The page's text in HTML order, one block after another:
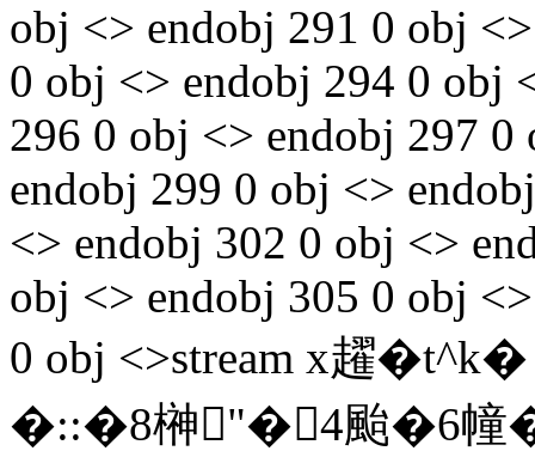
obj <> endobj 291 0 obj
0 obj <> endobj 294 0 obj
296 0 obj <> endobj 297
endobj 299 0 obj <>
<> endobj 302 0 obj <>
obj <> endobj 305 0 obj
0 obj <>stream x趯
�::�8榊"�4颱�6幢